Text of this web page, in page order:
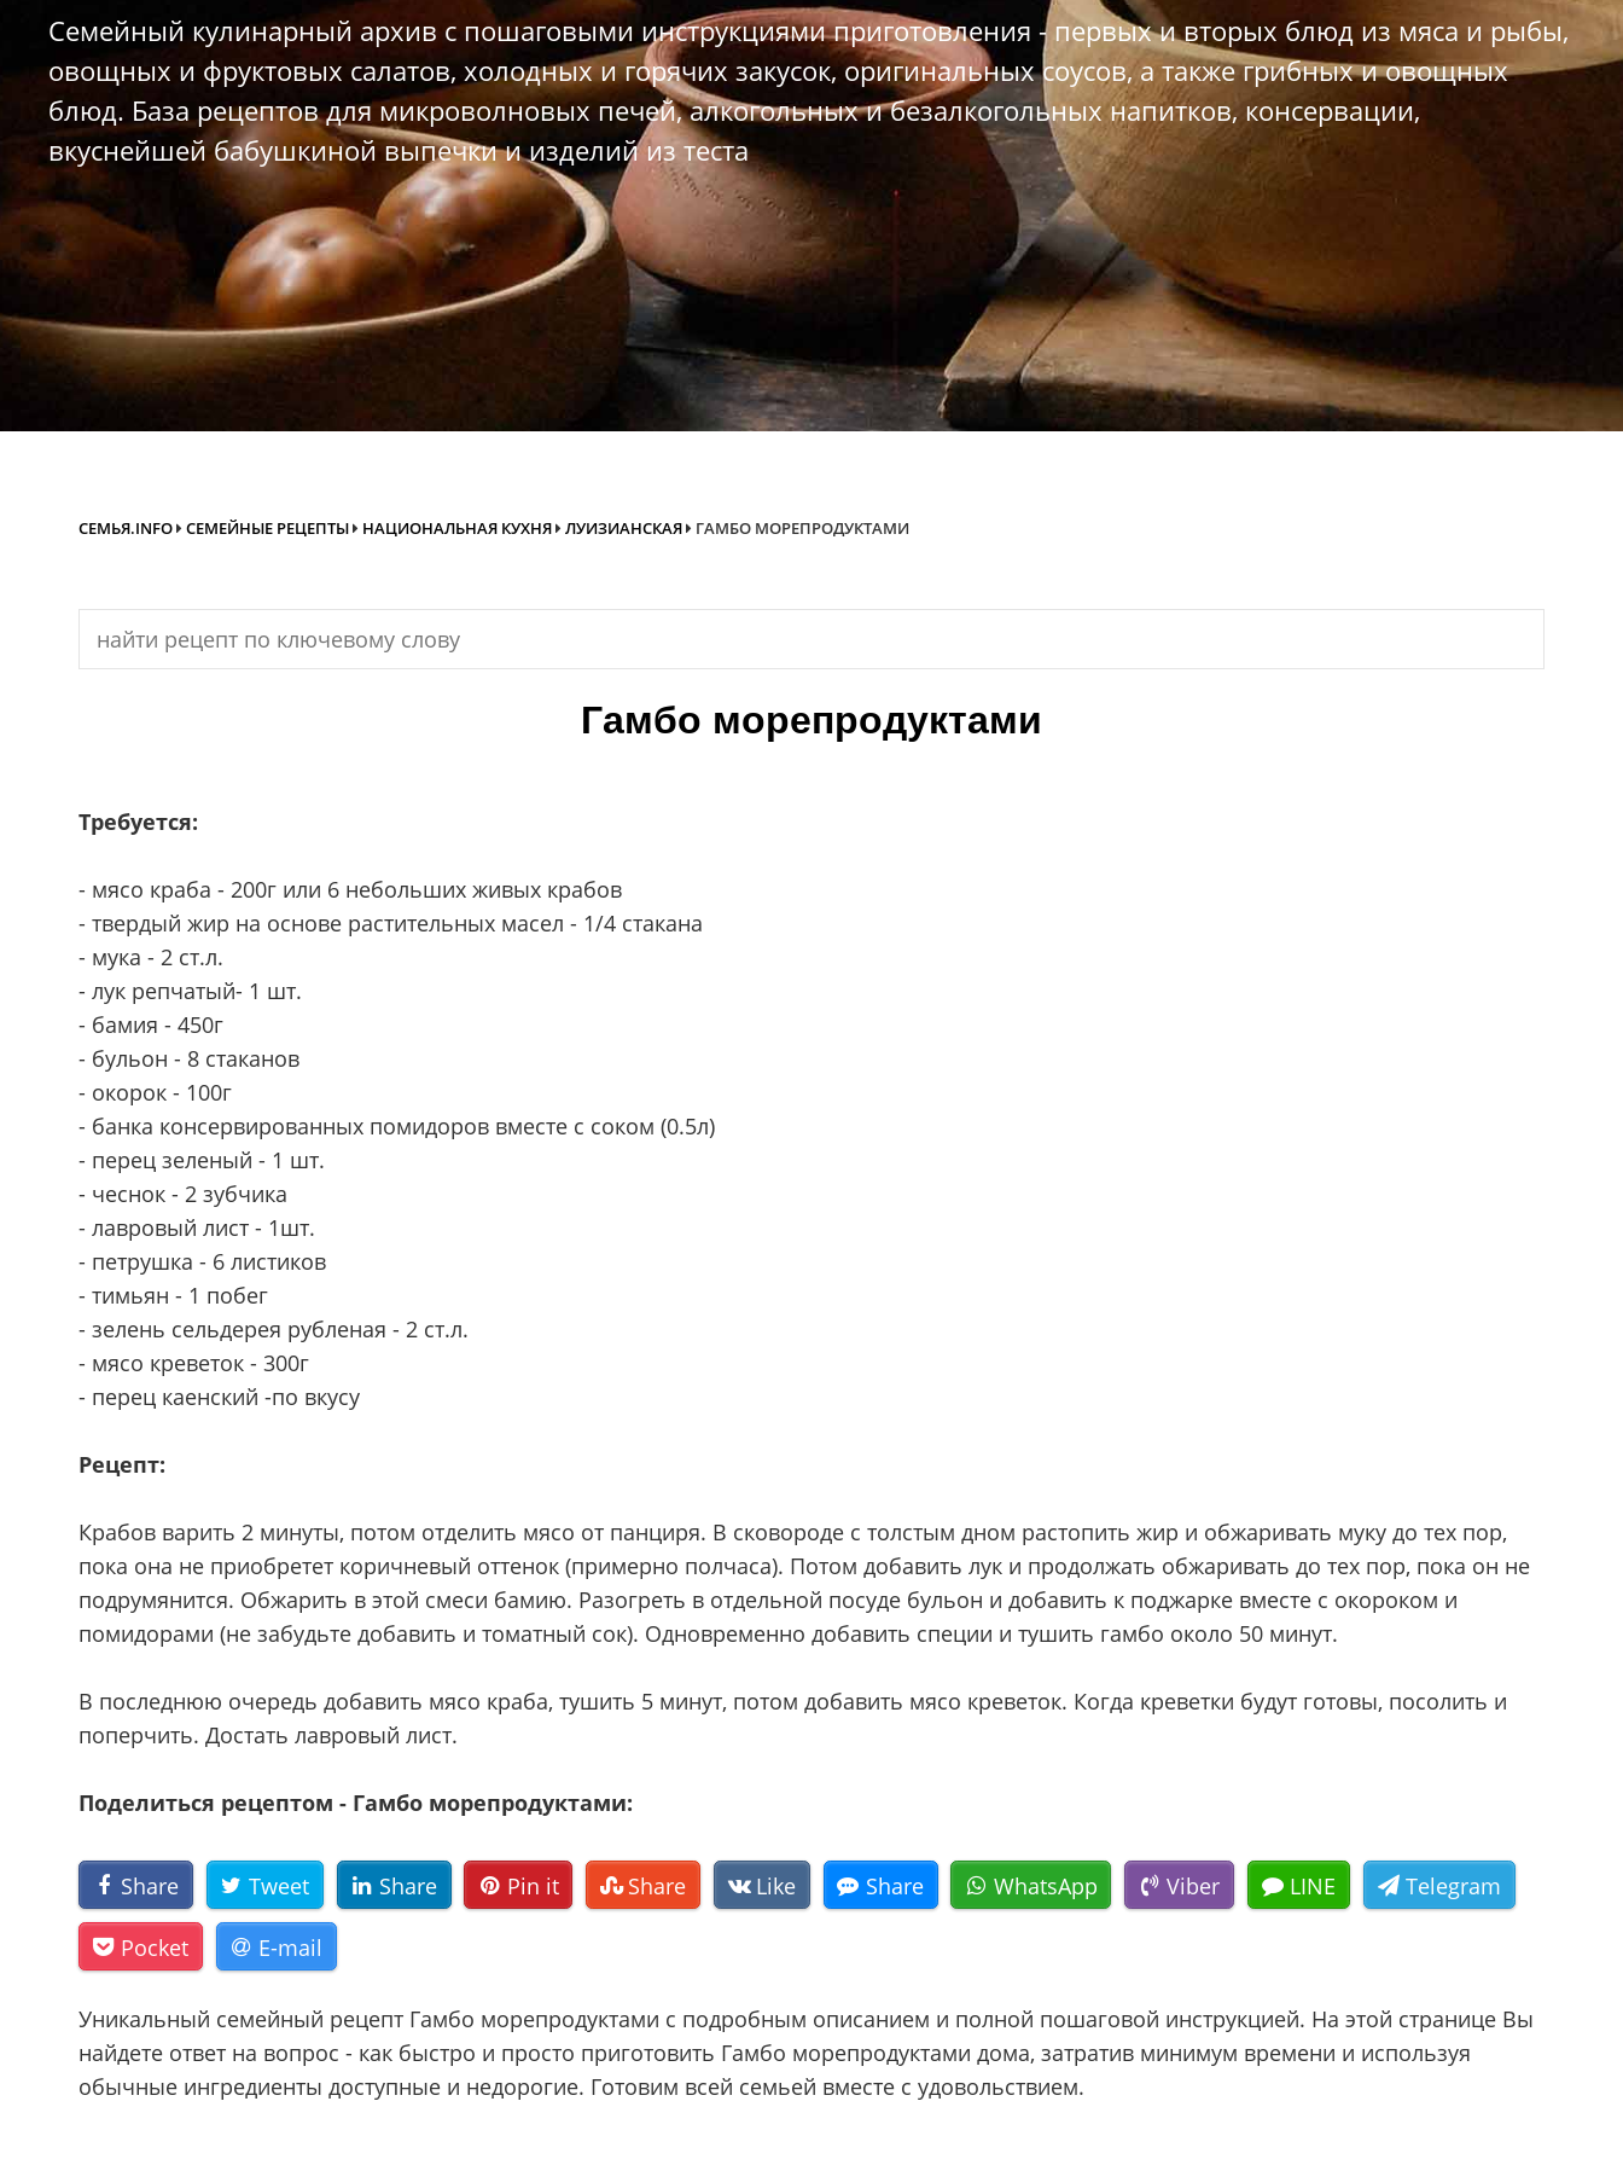
Семейный кулинарный архив с пошаговыми инструкциями приготовления - первых и вторых блюд из мяса и рыбы,
овощных и фруктовых салатов, холодных и горячих закусок, оригинальных соусов, а также грибных и овощных
блюд. База рецептов для микроволновых печей, алкогольных и безалкогольных напитков, консервации,
вкуснейшей бабушкиной выпечки и изделий из теста
СЕМЬЯ.INFO СЕМЕЙНЫЕ РЕЦЕПТЫ НАЦИОНАЛЬНАЯ КУХНЯ ЛУИЗИАНСКАЯ ГАМБО МОРЕПРОДУКТАМИ
Search
Гамбо морепродуктами
Требуется:
- мясо краба - 200г или 6 небольших живых крабов
- твердый жир на основе растительных масел - 1/4 стакана
- мука - 2 ст.л.
- лук репчатый- 1 шт.
- бамия - 450г
- бульон - 8 стаканов
- окорок - 100г
- банка консервированных помидоров вместе с соком (0.5л)
- перец зеленый - 1 шт.
- чеснок - 2 зубчика
- лавровый лист - 1шт.
- петрушка - 6 листиков
- тимьян - 1 побег
- зелень сельдерея рубленая - 2 ст.л.
- мясо креветок - 300г
- перец каенский -по вкусу
Рецепт:
Крабов варить 2 минуты, потом отделить мясо от панциря. В сковороде с толстым дном растопить жир и обжаривать муку до тех пор,
пока она не приобретет коричневый оттенок (примерно полчаса). Потом добавить лук и продолжать обжаривать до тех пор, пока он не
подрумянится. Обжарить в этой смеси бамию. Разогреть в отдельной посуде бульон и добавить к поджарке вместе с окороком и
помидорами (не забудьте добавить и томатный сок). Одновременно добавить специи и тушить гамбо около 50 минут.
В последнюю очередь добавить мясо краба, тушить 5 минут, потом добавить мясо креветок. Когда креветки будут готовы, посолить и
поперчить. Достать лавровый лист.
Поделиться рецептом - Гамбо морепродуктами:
Share Tweet Share Pin it Share Like Share WhatsApp Viber LINE Telegram
Pocket E-mail
Уникальный семейный рецепт Гамбо морепродуктами с подробным описанием и полной пошаговой инструкцией. На этой странице Вы
найдете ответ на вопрос - как быстро и просто приготовить Гамбо морепродуктами дома, затратив минимум времени и используя
обычные ингредиенты доступные и недорогие. Готовим всей семьей вместе с удовольствием.